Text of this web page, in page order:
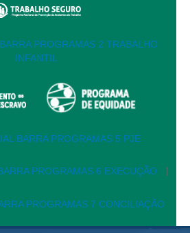
Seguro
(Atermação)
Interior de Roraima
|